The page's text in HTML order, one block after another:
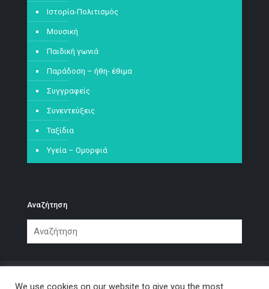
Ιστορία-Πολιτισμός
Μουσική
Παιδική γωνιά
Παράδοση – ήθη- έθιμα
Συγγραφείς
Συνεντεύξεις
Ταξίδια
Υγεία – Ομορφιά
Αναζήτηση
We use cookies on our website to give you the most